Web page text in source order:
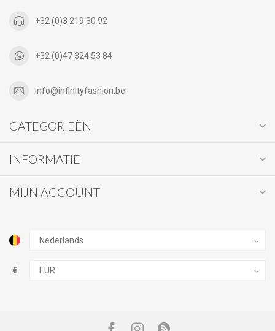
+32 (0)3 219 30 92
+32 (0)47 324 53 84
info@infinityfashion.be
CATEGORIEËN
INFORMATIE
MIJN ACCOUNT
€